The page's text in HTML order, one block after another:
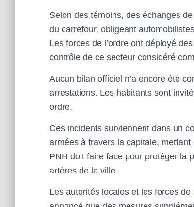
Selon des témoins, des échanges
du carrefour, obligeant
Les forces de l’ordre ont déployé
contrôle de ce secteur considéré
Aucun bilan officiel n’a encore été
arrestations. Les habitants sont
ordre.
Ces incidents surviennent dans un
armées à travers la capitale,
PNH doit faire face pour protéger la
artères de la ville.
Les autorités locales et les forces